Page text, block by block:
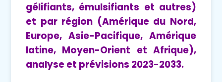
gélifiants, émulsifiants et autres)
et par région (Amérique du Nord,
Europe, Asie-Pacifique, Amérique
latine, Moyen-Orient et Afrique),
analyse et prévisions 2023-2033.